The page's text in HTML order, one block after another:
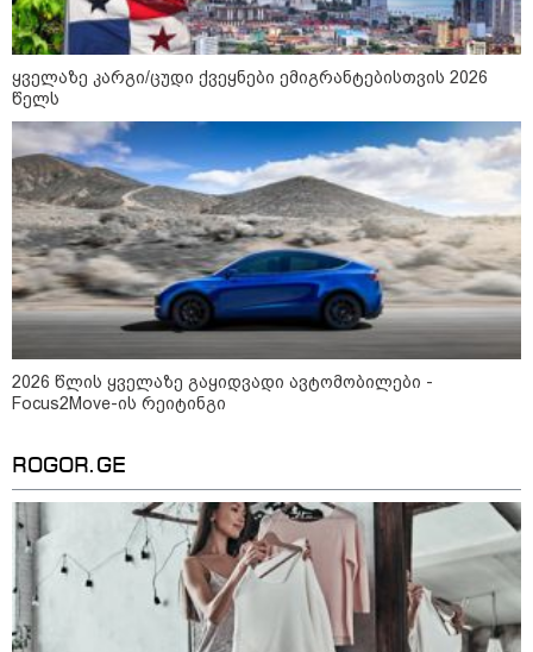
როგორ ჩავიცვათ 40 წლის
შემდეგ: მილიონერების
სტილისტის 8 ოქროს წესი და
აუცილებელი სამოსი
ფაზლების აწყობის ხელოვნება:
როგორ მოვაწყოთ სივრცე და
დავიწყოთ რთული
კონსტრუქციების აწყობა ნერვების
მოშლის გარეშე
რა უნდა გავაკეთოთ პირველ
რიგში შუქის გამორთვისას: 5
მნიშვნელოვანი ნაბიჯი
ყველაზე კარგი/ცუდი ქვეყნები ემიგრანტებისთვის 2026
წელს
2026 წლის ყველაზე გაყიდვადი ავტომობილები -
Focus2Move-ის რეიტინგი
ROGOR.GE